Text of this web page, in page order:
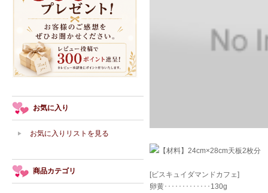
【材料】24cm×28cm天板2枚分
[ビスキュイダマンドカフェ]
卵黄･････････････130g
お気に入り
お気に入りリストを見る
商品カテゴリ